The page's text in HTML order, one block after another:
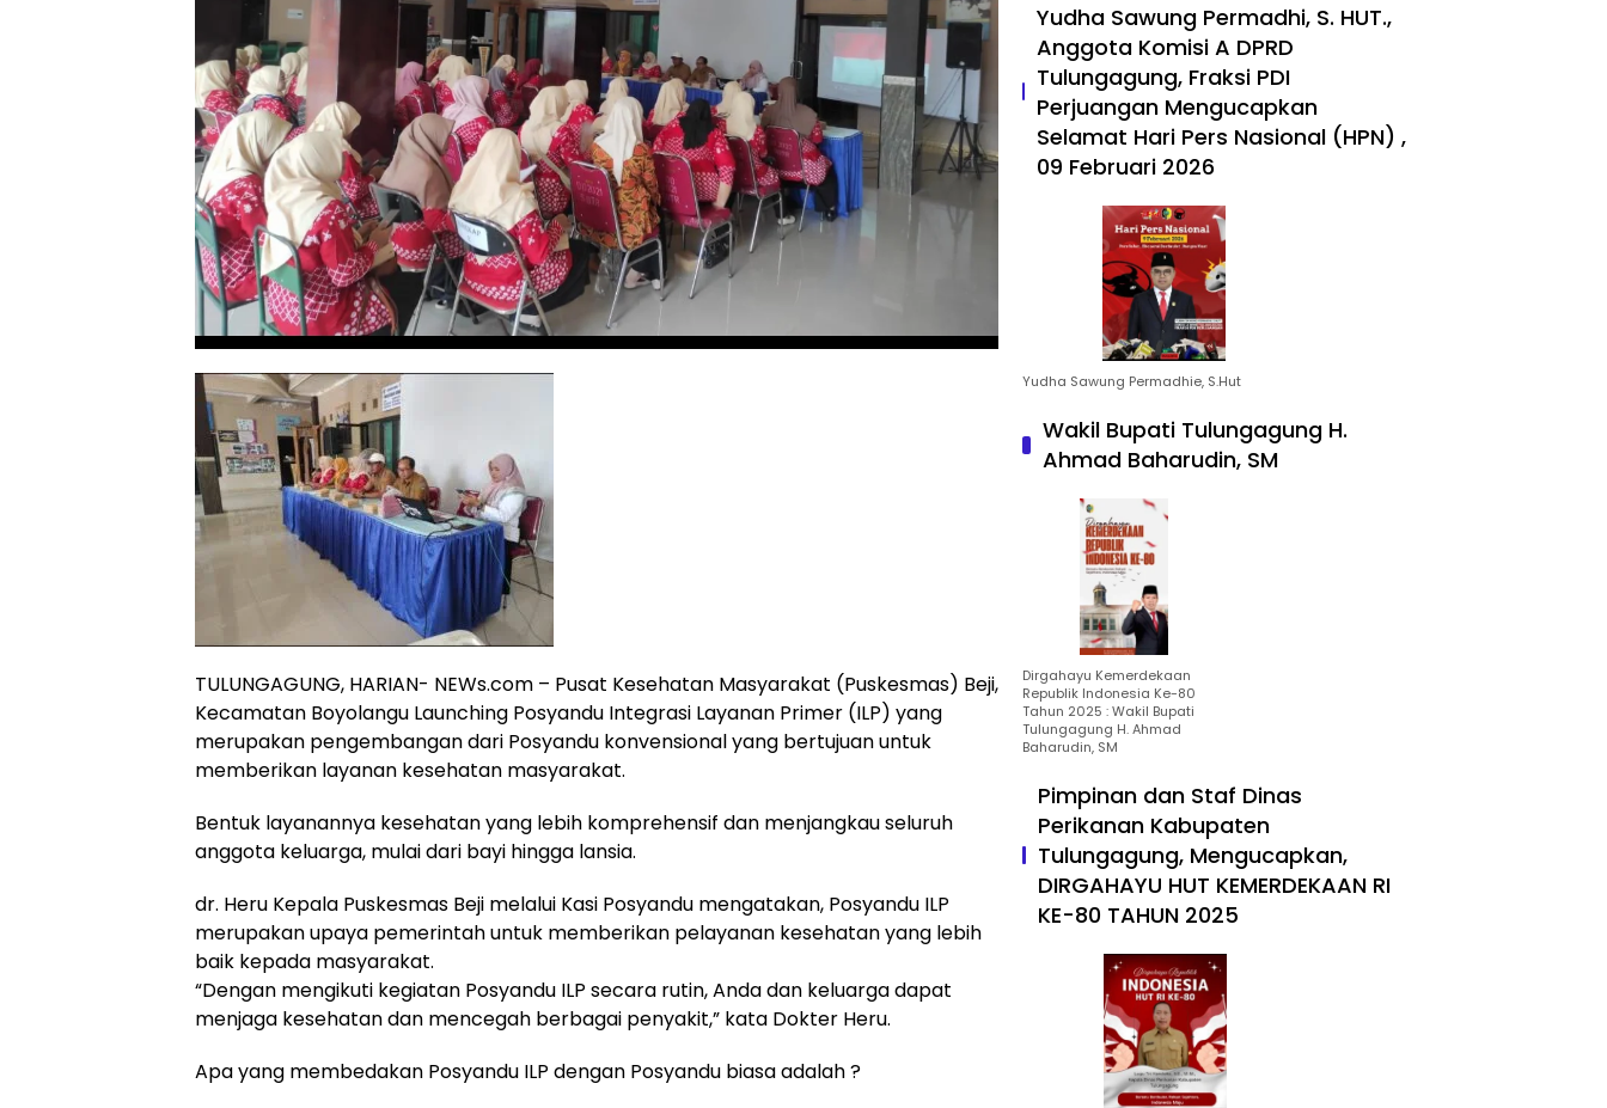
TULUNGAGUNG, HARIAN- NEWs.com – Pusat Kesehatan Masyarakat (Puskesmas) Beji,
Kecamatan Boyolangu Launching Posyandu Integrasi Layanan Primer (ILP) yang
merupakan pengembangan dari Posyandu konvensional yang bertujuan untuk
memberikan layanan kesehatan masyarakat.
Bentuk layanannya kesehatan yang lebih komprehensif dan menjangkau seluruh
anggota keluarga, mulai dari bayi hingga lansia.
dr. Heru Kepala Puskesmas Beji melalui Kasi Posyandu mengatakan, Posyandu ILP
merupakan upaya pemerintah untuk memberikan pelayanan kesehatan yang lebih
baik kepada masyarakat.
“Dengan mengikuti kegiatan Posyandu ILP secara rutin, Anda dan keluarga dapat
menjaga kesehatan dan mencegah berbagai penyakit,” kata Dokter Heru.
Apa yang membedakan Posyandu ILP dengan Posyandu biasa adalah ?
Yudha Sawung Permadhi, S. HUT.,
Anggota Komisi A DPRD
Tulungagung, Fraksi PDI
Perjuangan Mengucapkan
Selamat Hari Pers Nasional (HPN) ,
09 Februari 2026
Yudha Sawung Permadhie, S.Hut
Wakil Bupati Tulungagung H.
Ahmad Baharudin, SM
Dirgahayu Kemerdekaan
Republik Indonesia Ke-80
Tahun 2025 : Wakil Bupati
Tulungagung H. Ahmad
Baharudin, SM
Pimpinan dan Staf Dinas
Perikanan Kabupaten
Tulungagung, Mengucapkan,
DIRGAHAYU HUT KEMERDEKAAN RI
KE-80 TAHUN 2025